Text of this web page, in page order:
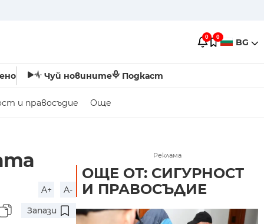
0 0 BG
Чуй новините Подкаст
и правосъдие Още
A+
A-
Запази
Реклама
ОЩЕ ОТ: СИГУРНОСТ
И ПРАВОСЪДИЕ